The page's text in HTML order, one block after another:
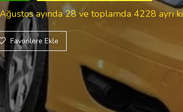
ayında 28 ve toplamda 4228 ayrı
Favorilere Ekle